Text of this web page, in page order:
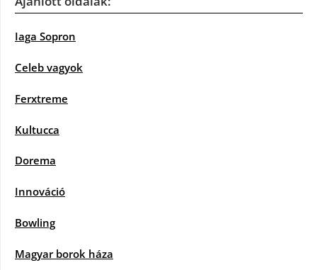
Iaga Sopron
Celeb vagyok
Ferxtreme
Kultucca
Dorema
Innováció
Bowling
Magyar borok háza